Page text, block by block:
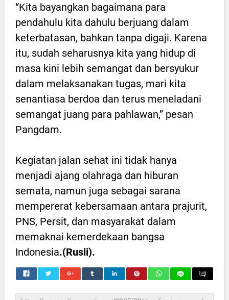
“Kita bayangkan bagaimana para
pendahulu kita dahulu berjuang dalam
keterbatasan, bahkan tanpa digaji. Karena
itu, sudah seharusnya kita yang hidup di
masa kini lebih semangat dan bersyukur
dalam melaksanakan tugas, mari kita
senantiasa berdoa dan terus meneladani
semangat juang para pahlawan,” pesan
Pangdam.
Kegiatan jalan sehat ini tidak hanya
menjadi ajang olahraga dan hiburan
semata, namun juga sebagai sarana
mempererat kebersamaan antara prajurit,
PNS, Persit, dan masyarakat dalam
memaknai kemerdekaan bangsa
Indonesia.(Rusli).